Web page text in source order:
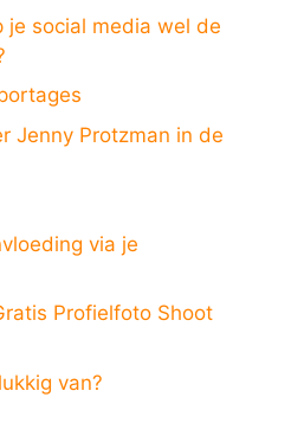
je social media wel de
Jenny Protzman in de
via je
Profielfoto Shoot
van?